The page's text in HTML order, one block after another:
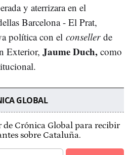
y aterrizara en el
Barcelona - El Prat,
política con el conseller de
Exterior, Jaume Duch, como
GLOBAL
Crónica Global para recibir
sobre Cataluña.